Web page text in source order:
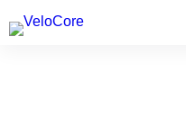
Agenturen &